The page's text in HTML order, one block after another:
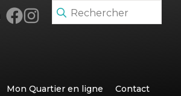
Search
for:
Mon Quartier en ligne Contact